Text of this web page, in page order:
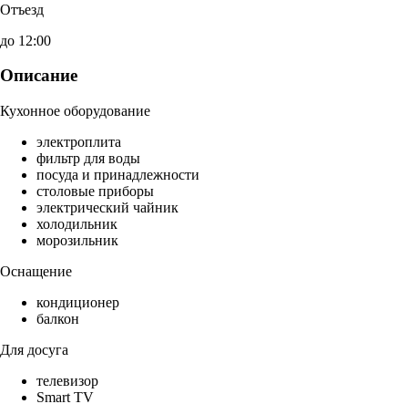
Отъезд
до 12:00
Описание
Кухонное оборудование
электроплита
фильтр для воды
посуда и принадлежности
столовые приборы
электрический чайник
холодильник
морозильник
Оснащение
кондиционер
балкон
Для досуга
телевизор
Smart TV